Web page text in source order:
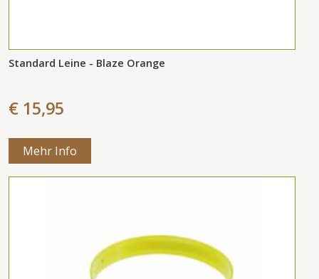
Standard Leine - Blaze Orange
€ 15,95
Mehr Info